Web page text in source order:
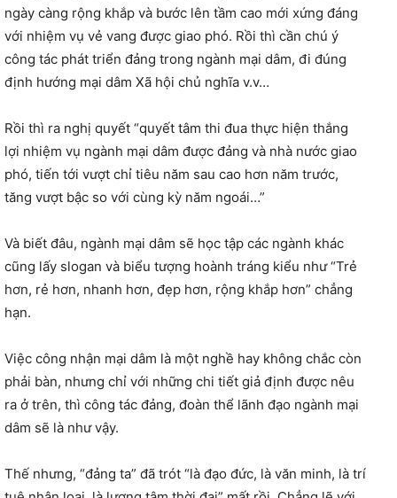
ngày càng rộng khắp và bước lên tầm cao mới xứng đáng
với nhiệm vụ vẻ vang được giao phó. Rồi thì cần chú ý
công tác phát triển đảng trong ngành mại dâm, đi đúng
định hướng mại dâm Xã hội chủ nghĩa v.v…
Rồi thì ra nghị quyết “quyết tâm thi đua thực hiện thắng
lợi nhiệm vụ ngành mại dâm được đảng và nhà nước giao
phó, tiến tới vượt chỉ tiêu năm sau cao hơn năm trước,
tăng vượt bậc so với cùng kỳ năm ngoái…”
Và biết đâu, ngành mại dâm sẽ học tập các ngành khác
cũng lấy slogan và biểu tượng hoành tráng kiểu như “Trẻ
hơn, rẻ hơn, nhanh hơn, đẹp hơn, rộng khắp hơn” chẳng
hạn.
Việc công nhận mại dâm là một nghề hay không chắc còn
phải bàn, nhưng chỉ với những chi tiết giả định được nêu
ra ở trên, thì công tác đảng, đoàn thể lãnh đạo ngành mại
dâm sẽ là như vậy.
Thế nhưng, “đảng ta” đã trót “là đạo đức, là văn minh, là trí